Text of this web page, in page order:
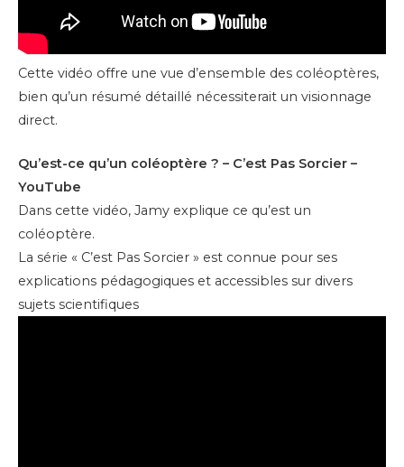
Cette vidéo offre une vue d’ensemble des coléoptères,
bien qu’un résumé détaillé nécessiterait un visionnage
direct.
Qu’est-ce qu’un coléoptère ? – C’est Pas Sorcier –
YouTube
Dans cette vidéo, Jamy explique ce qu’est un
coléoptère.
La série « C’est Pas Sorcier » est connue pour ses
explications pédagogiques et accessibles sur divers
sujets scientifiques